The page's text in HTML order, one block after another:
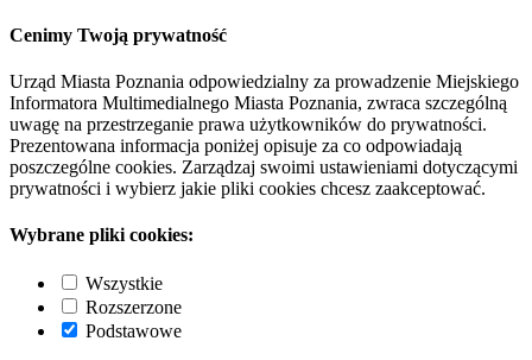
Cenimy Twoją prywatność
Urząd Miasta Poznania odpowiedzialny za prowadzenie Miejskiego
Informatora Multimedialnego Miasta Poznania, zwraca szczególną
uwagę na przestrzeganie prawa użytkowników do prywatności.
Prezentowana informacja poniżej opisuje za co odpowiadają
poszczególne cookies. Zarządzaj swoimi ustawieniami dotyczącymi
prywatności i wybierz jakie pliki cookies chcesz zaakceptować.
Wybrane pliki cookies:
Wszystkie
Rozszerzone
Podstawowe